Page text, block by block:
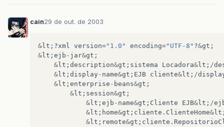
cain29 de out. de 2003
& lt ;?xml version="1.0" encoding="UTF-8" ?&gt ;
& lt ; ejb - jar&gt ;
& lt ; description&gt ; sistema Locadora& lt ; /
& lt ; display- name&gt ; EJB cliente& lt ; /
& lt ; enterprise - beans&gt ;
& lt ; session&gt ;
& lt ; ejb - name&gt ; Cliente EJB& lt ; /
& lt ; home&gt ; cliente . ClienteHome& lt
& lt ; remote&gt ; cliente .